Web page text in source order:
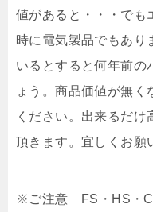
値があると・・・でも
時に電気製品でもあり
いるとすると何年前の
ょう。商品価値が無
ください。出来るだけ
頂きます。宜しくお願
※ご注意 FS・HS・C